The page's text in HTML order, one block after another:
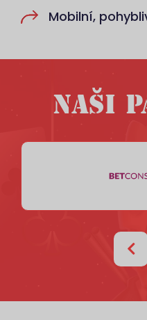
Mobilní,
NAŠI